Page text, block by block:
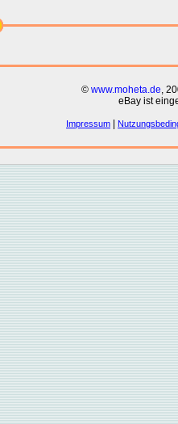
© www.moheta.de,
eBay ist
Impressum